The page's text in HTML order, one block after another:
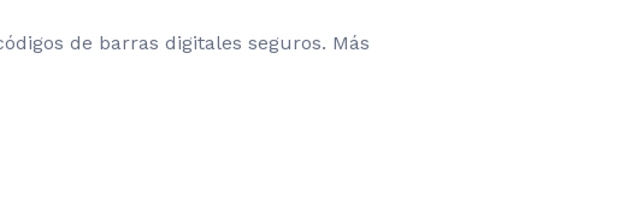
de barras digitales seguros. Más